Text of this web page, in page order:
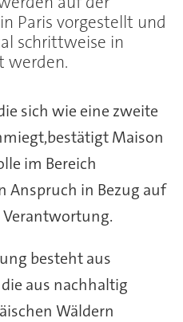
Paris vorgestellt und
schrittweise in
werden.
sich wie eine zweite
Maison
im Bereich
Anspruch in Bezug auf
Verantwortung.
besteht aus
aus nachhaltig
Wäldern